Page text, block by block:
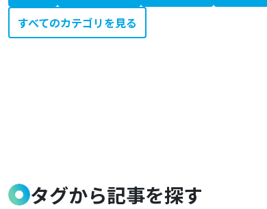
すべてのカテゴリを見る
タグから記事を探す